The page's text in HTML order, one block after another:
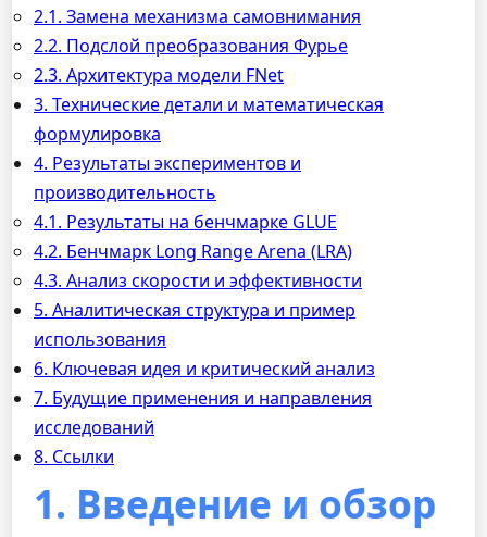
2.1. Замена механизма самовнимания
2.2. Подслой преобразования Фурье
2.3. Архитектура модели FNet
3. Технические детали и математическая
формулировка
4. Результаты экспериментов и
производительность
4.1. Результаты на бенчмарке GLUE
4.2. Бенчмарк Long Range Arena (LRA)
4.3. Анализ скорости и эффективности
5. Аналитическая структура и пример
использования
6. Ключевая идея и критический анализ
7. Будущие применения и направления
исследований
8. Ссылки
1. Введение и обзор